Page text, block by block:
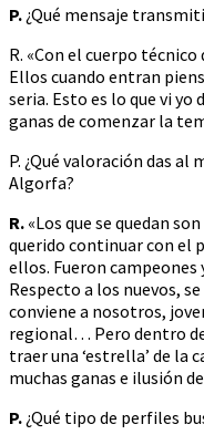
P. ¿Qué mensaje
R. «Con el cuerpo
Ellos cuando entran
seria. Esto es lo que vi yo
ganas de comenzar la
P. ¿Qué valoración das
Algorfa?
R. «Los que se quedan
querido continuar con el
ellos. Fueron campeones
Respecto a los nuevos,
conviene a nosotros,
regional… Pero dentro
traer una ‘estrella’ de la
muchas ganas e ilusión
P. ¿Qué tipo de perfiles